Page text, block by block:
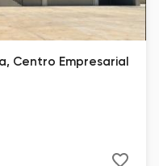
Centro Empresarial